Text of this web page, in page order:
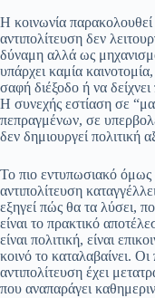
Η κοινωνία παρακολουθεί
αντιπολίτευση δεν
δύναμη αλλά ως
υπάρχει καμία
σαφή διέξοδο ή να
Η συνεχής εστίαση σε
πεπραγμένων, σε
δεν δημιουργεί πολιτική
Το πιο εντυπωσιακό όμως
αντιπολίτευση
εξηγεί πώς θα τα λύσει,
είναι το πρακτικό
είναι πολιτική, είναι
κοινό το καταλαβαίνει. Οι
αντιπολίτευση έχει
που αναπαράγει